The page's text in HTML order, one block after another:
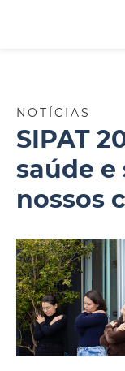
NOTÍCIAS
SIPAT
saúde e
nossos